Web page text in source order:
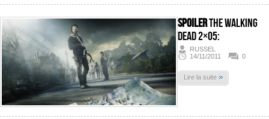
SPOILERThe Walking
Dead 2×05:
RUSSEL
14/11/2011
0
Lire la suite »